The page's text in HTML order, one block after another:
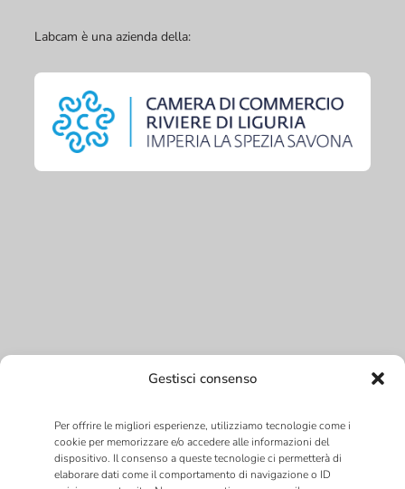
Gestisci consenso
Per offrire le migliori esperienze, utilizziamo tecnologie come i
cookie per memorizzare e/o accedere alle informazioni del
dispositivo. Il consenso a queste tecnologie ci permetterà di
elaborare dati come il comportamento di navigazione o ID
Labcam è una azienda della: